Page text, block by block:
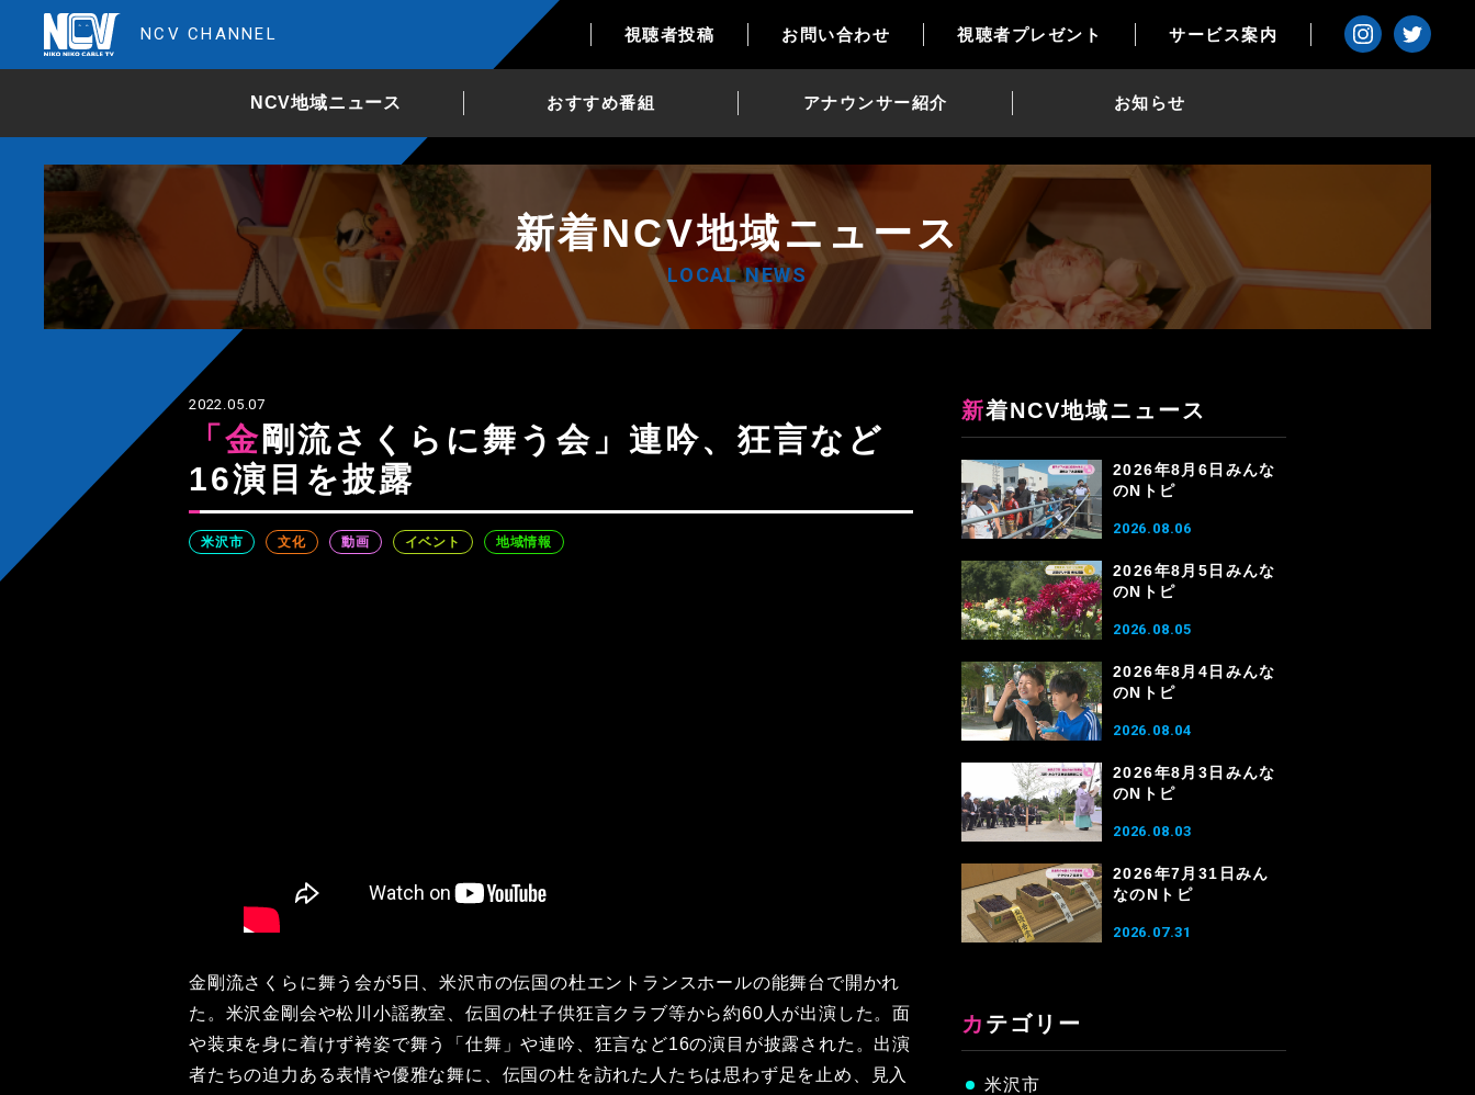
NCV CHANNEL 視聴者投稿 お問い合わせ 視聴者プレゼント サービス案内
NCV地域ニュース おすすめ番組 アナウンサー紹介 お知らせ
新着NCV地域ニュース
LOCAL NEWS
2022.05.07
「金剛流さくらに舞う会」連吟、狂言など
16演目を披露
米沢市 文化 動画 イベント 地域情報
金剛流さくらに舞う会が5日、米沢市の伝国の杜エントランスホールの能舞台で開かれ
た。米沢金剛会や松川小謡教室、伝国の杜子供狂言クラブ等から約60人が出演した。面
や装束を身に着けず袴姿で舞う「仕舞」や連吟、狂言など16の演目が披露された。出演
者たちの迫力ある表情や優雅な舞に、伝国の杜を訪れた人たちは思わず足を止め、見入
新着NCV地域ニュース
2026年8月6日みんな
のNトピ
2026.08.06
2026年8月5日みんな
のNトピ
2026.08.05
2026年8月4日みんな
のNトピ
2026.08.04
2026年8月3日みんな
のNトピ
2026.08.03
2026年7月31日みん
なのNトピ
2026.07.31
カテゴリー
米沢市